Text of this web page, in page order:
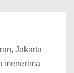
Jakarta
menerima